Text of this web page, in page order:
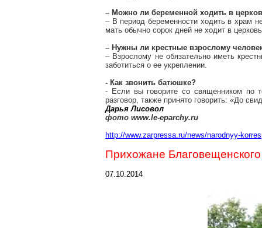
– Можно ли беременной ходить в
– В период беременности ходить в храм
мать обычно сорок дней не ходит в
– Нужны ли крестные взрослому
– Взрослому не обязательно иметь
заботиться о ее укреплении.
- Как звонить батюшке?
- Если вы говорите со священником по
разговор, также принято говорить: «До
Дарья Лисовол
фото www.le-eparchy.ru
http://www.zarpressa.ru/news/narodnyy-
Прихожане
07.10.2014